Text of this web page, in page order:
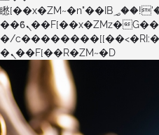
矁[��x�ZM~�n"��IB؃��!'����Тѕ��+��(m��IK�ʭ�/|
��ϐܢ��F[��x�ZMz�G�� %嬩
�/
�ܢ��F[��R�ZM~�D